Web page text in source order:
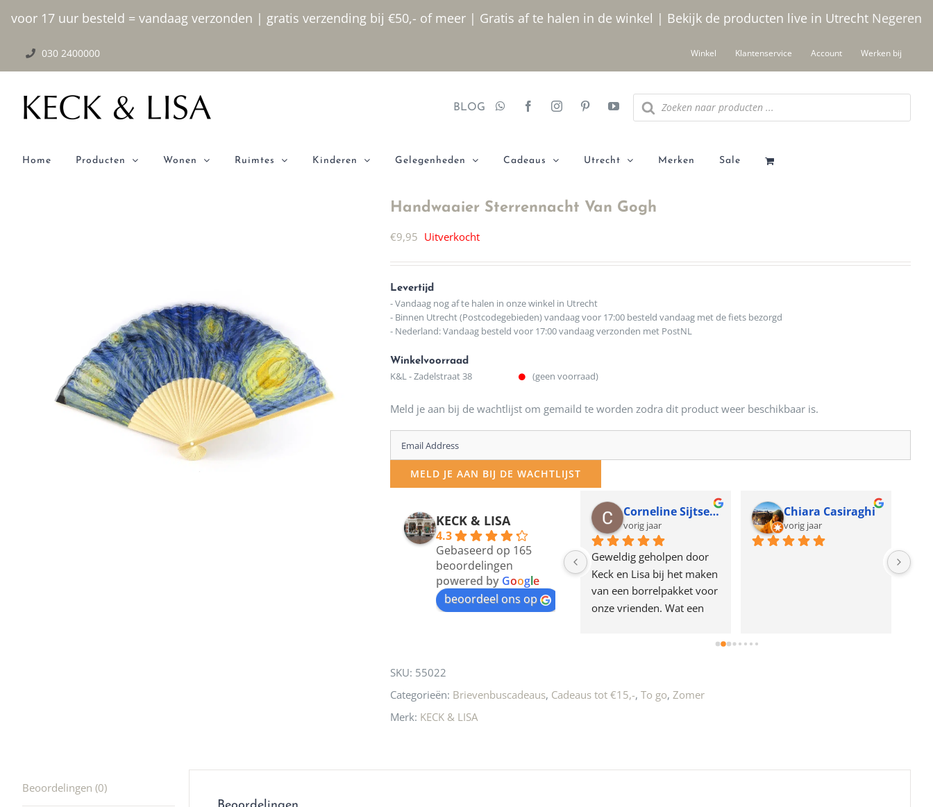
voor 17 uur besteld = vandaag verzonden | gratis verzending bij €50,- of meer | Gratis af te halen in de winkel | Bekijk de producten live in Utrecht Negeren
inhoud
030 2400000 Winkel Klantenservice Account Werken bij
BLOG
Producten
zoeken
Home Producten Wonen Ruimtes Kinderen Gelegenheden Cadeaus Utrecht Merken Sale
Handwaaier Sterrennacht Van Gogh
€9,95 Uitverkocht
Levertijd
- Vandaag nog af te halen in onze winkel in Utrecht
- Binnen Utrecht (Postcodegebieden) vandaag voor 17:00 besteld vandaag met de fiets bezorgd
- Nederland: Vandaag besteld voor 17:00 vandaag verzonden met PostNL
Winkelvoorraad
K&L - Zadelstraat 38 (geen voorraad)
Meld je aan bij de wachtlijst om gemaild te worden zodra dit product weer beschikbaar is.
Enter
your
email
MELD JE AAN BIJ DE WACHTLIJST
KECK & LISA
4.3
Gebaseerd op 165
beoordelingen
powered by Google
beoordeel ons op
ook heel aardig en gezellig
12 maanden geleden
Waarom in hemelsnaam
de woonwinkel op de
klippen  laten lopen? Waar
moeten nu de design
Corneline Sijtsema
vorig jaar
Geweldig geholpen door
Keck en Lisa bij het maken
van een borrelpakket voor
onze vrienden. Wat een
Chiara Casiraghi
vorig jaar
SKU: 55022
Categorieën: Brievenbuscadeaus, Cadeaus tot €15,-, To go, Zomer
Merk: KECK & LISA
Beoordelingen (0)